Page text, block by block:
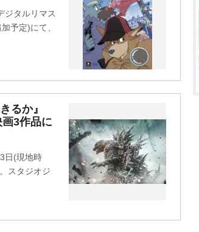
ジタルリマス
予定)にて、
るか』
画3作品に
日(現地時
スタジオジ